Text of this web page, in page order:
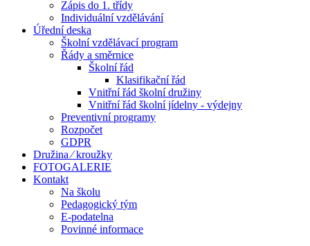
Zápis do 1. třídy
Individuální vzdělávání
Úřední deska
Školní vzdělávací program
Řády a směrnice
Školní řád
Klasifikační řád
Vnitřní řád školní družiny
Vnitřní řád školní jídelny - výdejny
Preventivní programy
Rozpočet
GDPR
Družina ⁄ kroužky
FOTOGALERIE
Kontakt
Na školu
Pedagogický tým
E-podatelna
Povinné informace